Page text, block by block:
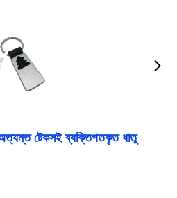
টেকসই ব্যক্তিগতকৃত ধাতু